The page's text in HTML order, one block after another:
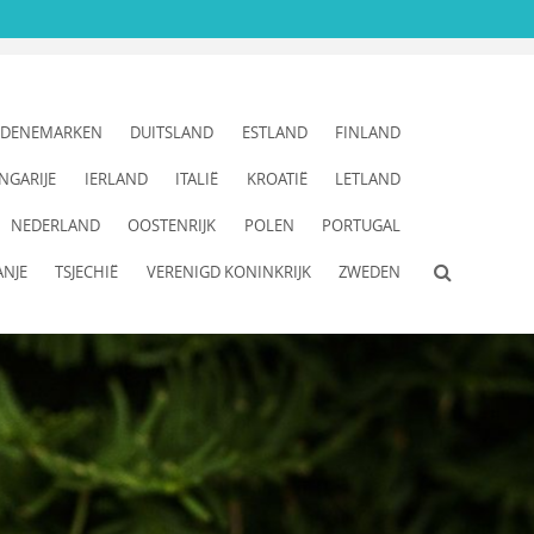
DENEMARKEN DUITSLAND ESTLAND FINLAND
IERLAND ITALIË KROATIË LETLAND
NEDERLAND OOSTENRIJK POLEN PORTUGAL
TSJECHIË VERENIGD KONINKRIJK ZWEDEN